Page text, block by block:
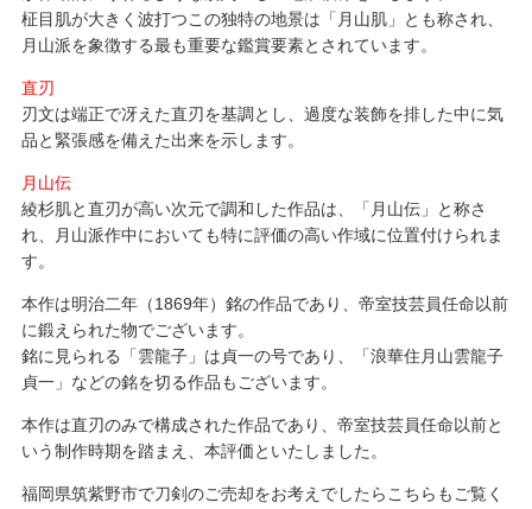
柾目肌が大きく波打つこの独特の地景は「月山肌」とも称され、
月山派を象徴する最も重要な鑑賞要素とされています。
直刃
刃文は端正で冴えた直刃を基調とし、過度な装飾を排した中に気
品と緊張感を備えた出来を示します。
月山伝
綾杉肌と直刃が高い次元で調和した作品は、「月山伝」と称さ
れ、月山派作中においても特に評価の高い作域に位置付けられま
す。
本作は明治二年（1869年）銘の作品であり、帝室技芸員任命以前
に鍛えられた物でございます。
銘に見られる「雲龍子」は貞一の号であり、「浪華住月山雲龍子
貞一」などの銘を切る作品もございます。
本作は直刃のみで構成された作品であり、帝室技芸員任命以前と
いう制作時期を踏まえ、本評価といたしました。
福岡県筑紫野市で刀剣のご売却をお考えでしたらこちらもご覧く